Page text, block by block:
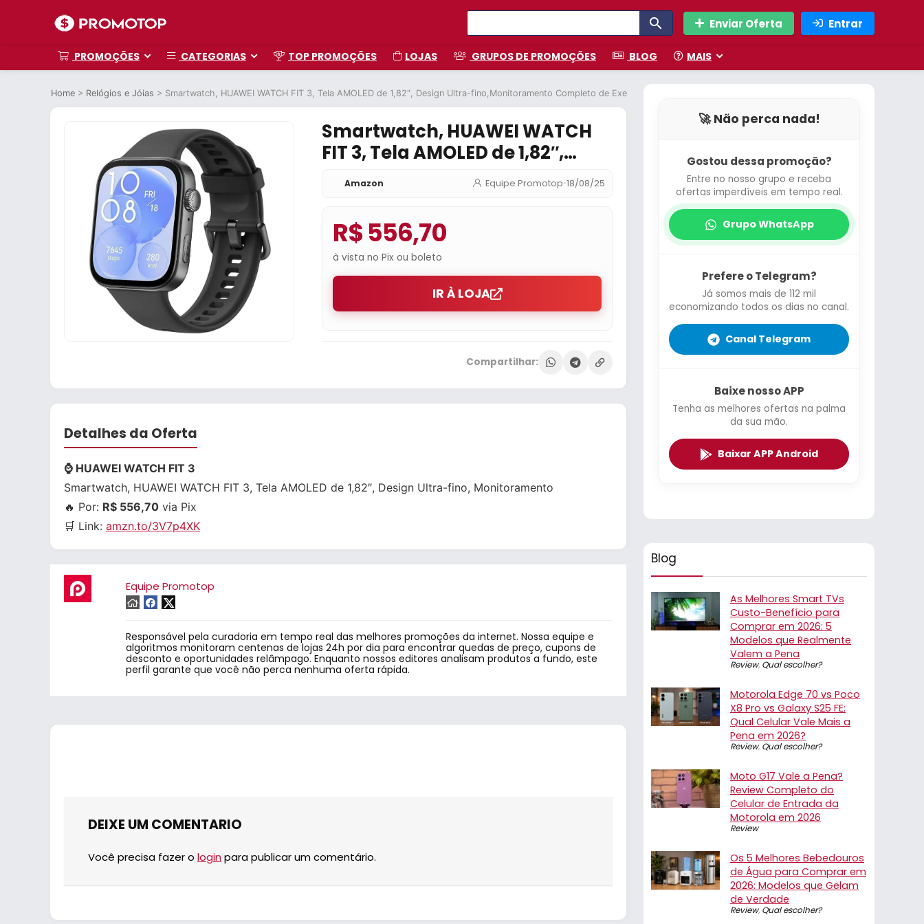
Enviar Oferta Entrar
PROMOÇÕES CATEGORIAS TOP PROMOÇÕES LOJAS GRUPOS DE PROMOÇÕES BLOG MAIS
Home > Relógios e Jóias > Smartwatch, HUAWEI WATCH FIT 3, Tela AMOLED de 1,82″, Design Ultra-fino,Monitoramento Completo de Exercícios,Gerenciamento Abrangente da Saúde, Compatível com iOS e
Smartwatch, HUAWEI WATCH
FIT 3, Tela AMOLED de 1,82″,
Design Ultra-
fino,Monitoramento Completo
de Exercícios,Gerenciamento
Abrangente da Saúde,
Compatível com iOS e Android,
Preto
Amazon Equipe Promotop•18/08/25
R$ 556,70
à vista no Pix ou boleto
IR À LOJA
Compartilhar:
Detalhes da Oferta
⌚ HUAWEI WATCH FIT 3
Smartwatch, HUAWEI WATCH FIT 3, Tela AMOLED de 1,82″, Design Ultra-fino, Monitoramento
🔥 Por: R$ 556,70 via Pix
🛒 Link: amzn.to/3V7p4XK
Equipe Promotop
Responsável pela curadoria em tempo real das melhores promoções da internet. Nossa equipe e
algoritmos monitoram centenas de lojas 24h por dia para encontrar quedas de preço, cupons de
desconto e oportunidades relâmpago. Enquanto nossos editores analisam produtos a fundo, este
perfil garante que você não perca nenhuma oferta rápida.
DEIXE UM COMENTARIO
Você precisa fazer o login para publicar um comentário.
🚀 Não perca nada!
Gostou dessa promoção?
Entre no nosso grupo e receba
ofertas imperdíveis em tempo real.
Grupo WhatsApp
Prefere o Telegram?
Já somos mais de 112 mil
economizando todos os dias no canal.
Canal Telegram
Baixe nosso APP
Tenha as melhores ofertas na palma
da sua mão.
Baixar APP Android
Blog
As Melhores Smart TVs
Custo-Benefício para
Comprar em 2026: 5
Modelos que Realmente
Valem a Pena
Review, Qual escolher?
Motorola Edge 70 vs Poco
X8 Pro vs Galaxy S25 FE:
Qual Celular Vale Mais a
Pena em 2026?
Review, Qual escolher?
Moto G17 Vale a Pena?
Review Completo do
Celular de Entrada da
Motorola em 2026
Review
Os 5 Melhores Bebedouros
de Água para Comprar em
2026: Modelos que Gelam
de Verdade
Review, Qual escolher?